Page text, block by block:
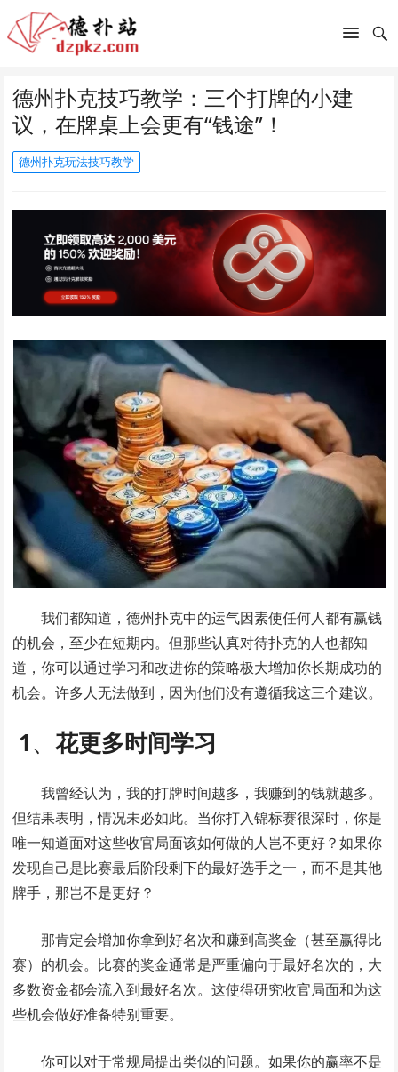
德州扑克技巧教学：三个打牌的小建
议，在牌桌上会更有“钱途”！
德州扑克玩法技巧教学
我们都知道，德州扑克中的运气因素使任何人都有赢钱
的机会，至少在短期内。但那些认真对待扑克的人也都知
道，你可以通过学习和改进你的策略极大增加你长期成功的
机会。许多人无法做到，因为他们没有遵循我这三个建议。
1、花更多时间学习
我曾经认为，我的打牌时间越多，我赚到的钱就越多。
但结果表明，情况未必如此。当你打入锦标赛很深时，你是
唯一知道面对这些收官局面该如何做的人岂不更好？如果你
发现自己是比赛最后阶段剩下的最好选手之一，而不是其他
牌手，那岂不是更好？
那肯定会增加你拿到好名次和赚到高奖金（甚至赢得比
赛）的机会。比赛的奖金通常是严重偏向于最好名次的，大
多数资金都会流入到最好名次。这使得研究收官局面和为这
些机会做好准备特别重要。
你可以对于常规局提出类似的问题。如果你的赢率不是